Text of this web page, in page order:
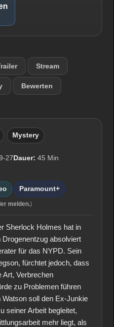
Stream
Bewerten
Mystery
27Dauer: 45 Min
Paramount+
melden.)
Sherlock Holmes hat in
absolviert
für das NYPD. Sein
fürchtet jedoch, dass
Art, Verbrechen
zu Problemen führen
soll den Ex-Junkie
seiner Arbeit begleitet,
mehr liegt, als